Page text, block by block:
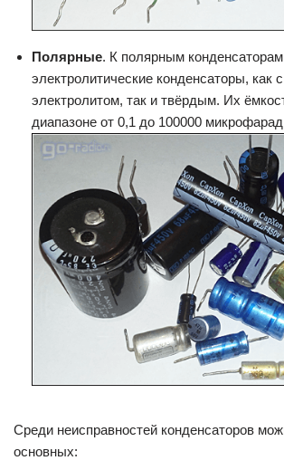
Полярные. К полярным
электролитические конденсаторы, как
электролитом, так и твёрдым. Их
диапазоне от 0,1 до 100000
Среди неисправностей конденсаторов
основных: